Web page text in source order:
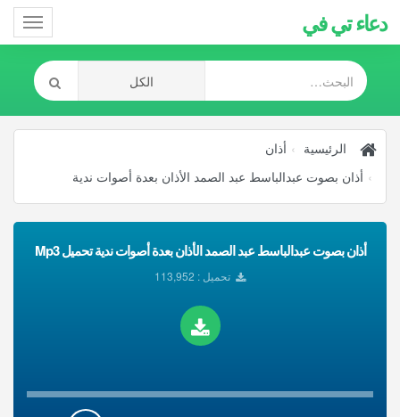
دعاء تي في
الرئيسية
أذان
أذان بصوت عبدالباسط عبد الصمد الأذان بعدة أصوات ندية
أذان بصوت عبدالباسط عبد الصمد الأذان بعدة أصوات ندية تحميل Mp3
تحميل : 113,952